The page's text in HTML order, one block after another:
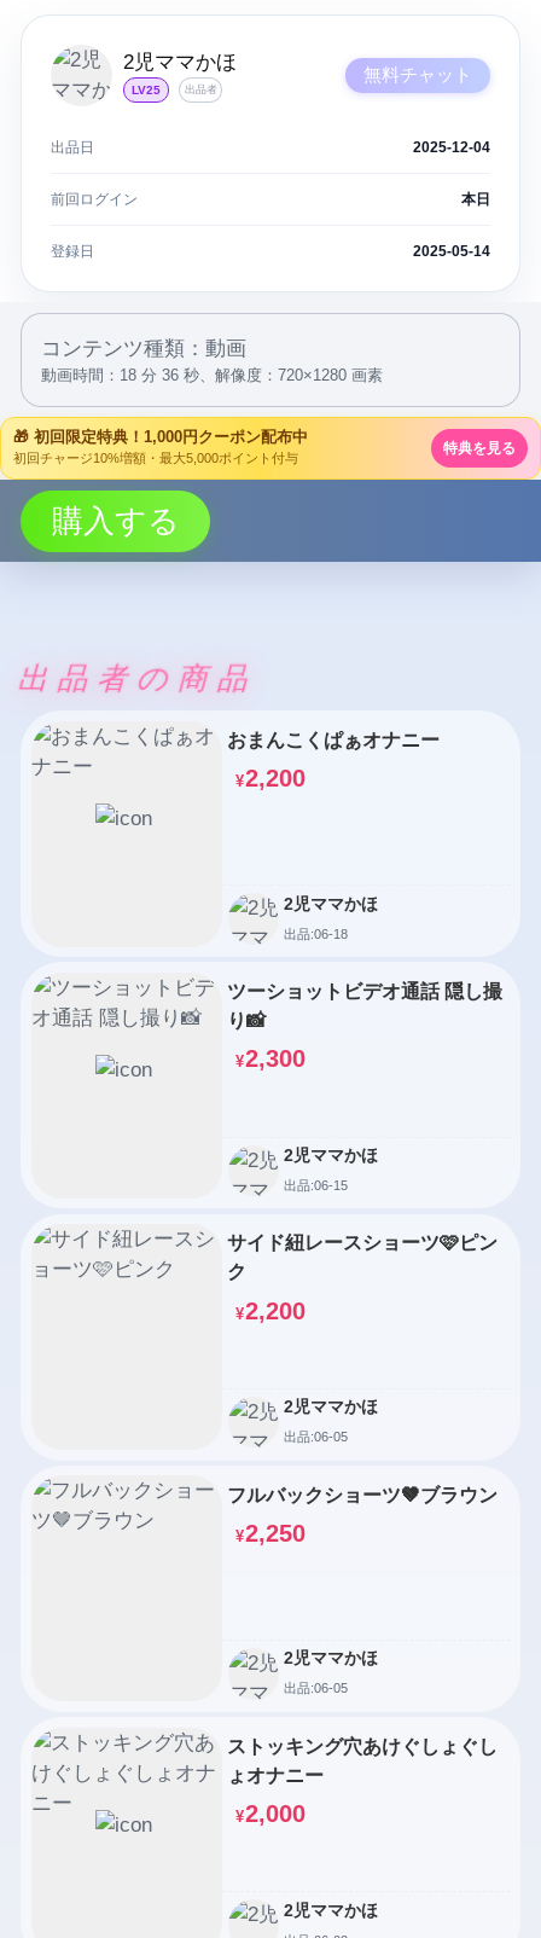
どの体位がお好きかぜひ感想頂けたら嬉しいです(∩´∀`∩)
2児ママかほ
LV25 出品者
無料チャット
出品日 2025-12-04
前回ログイン 本日
登録日 2025-05-14
コンテンツ種類：動画
動画時間：18 分 36 秒、 解像度：720×1280 画素
🎁 初回限定特典！1,000円クーポン配布中
初回チャージ10%増額・最大5,000ポイント付与
特典を見る
購入する
出品者の商品
おまんこくぱぁオナニー
¥2,200
2児ママかほ
出品:06-18
ツーショットビデオ通話 隠し撮
り📸
¥2,300
2児ママかほ
出品:06-15
サイド紐レースショーツ🩷ピン
ク
¥2,200
2児ママかほ
出品:06-05
フルバックショーツ🤎ブラウン
¥2,250
2児ママかほ
出品:06-05
ストッキング穴あけぐしょぐし
ょオナニー
¥2,000
2児ママかほ